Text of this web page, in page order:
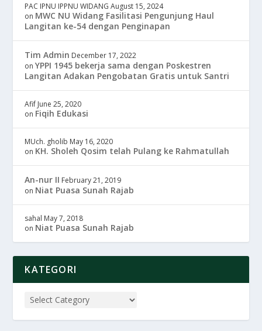
PAC IPNU IPPNU WIDANG August 15, 2024
on MWC NU Widang Fasilitasi Pengunjung Haul
Langitan ke-54 dengan Penginapan
Tim Admin December 17, 2022
onYPPI 1945 bekerja sama dengan Poskestren
Langitan Adakan Pengobatan Gratis untuk Santri
Afif June 25, 2020
on Fiqih Edukasi
MUch. gholib May 16, 2020
on KH. Sholeh Qosim telah Pulang ke Rahmatullah
An-nur II February 21, 2019
on Niat Puasa Sunah Rajab
sahal May 7, 2018
on Niat Puasa Sunah Rajab
KATEGORI